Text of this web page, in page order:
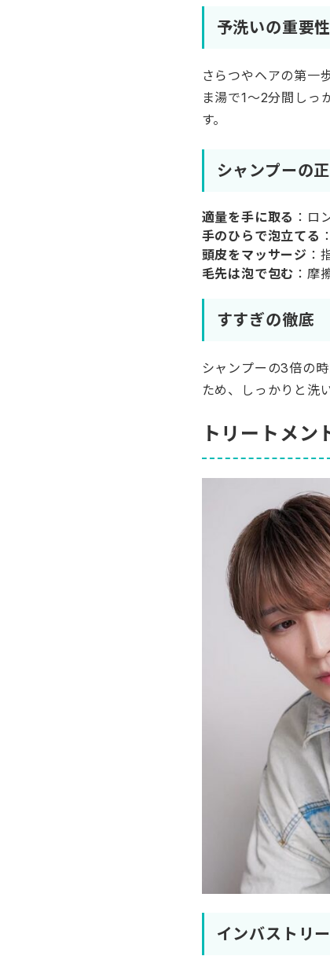
予洗いの重要性
さらつやヘアの第一
ま湯で1〜2分間しっ
す。
シャンプーの
適量を手に取る ：ロ
手のひらで泡立てる
頭皮をマッサージ ：
毛先は泡で包む ：摩
すすぎの徹底
シャンプーの3倍の
ため、しっかりと洗
トリートメン
インバストリ